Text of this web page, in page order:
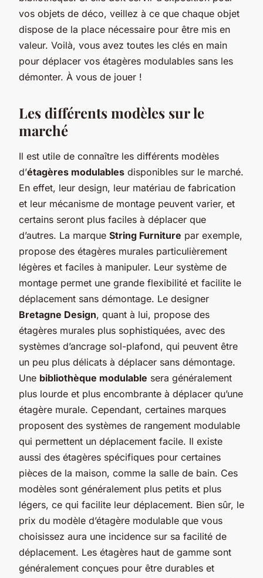
vos objets de déco, veillez à ce que chaque objet
dispose de la place nécessaire pour être mis en
valeur. Voilà, vous avez toutes les clés en main
pour déplacer vos étagères modulables sans les
démonter. À vous de jouer !
Les différents modèles sur le
marché
Il est utile de connaître les différents modèles
d’étagères modulables disponibles sur le marché.
En effet, leur design, leur matériau de fabrication
et leur mécanisme de montage peuvent varier, et
certains seront plus faciles à déplacer que
d’autres. La marque String Furniture par exemple,
propose des étagères murales particulièrement
légères et faciles à manipuler. Leur système de
montage permet une grande flexibilité et facilite le
déplacement sans démontage. Le designer
Bretagne Design, quant à lui, propose des
étagères murales plus sophistiquées, avec des
systèmes d’ancrage sol-plafond, qui peuvent être
un peu plus délicats à déplacer sans démontage.
Une bibliothèque modulable sera généralement
plus lourde et plus encombrante à déplacer qu’une
étagère murale. Cependant, certaines marques
proposent des systèmes de rangement modulable
qui permettent un déplacement facile. Il existe
aussi des étagères spécifiques pour certaines
pièces de la maison, comme la salle de bain. Ces
modèles sont généralement plus petits et plus
légers, ce qui facilite leur déplacement. Bien sûr, le
prix du modèle d’étagère modulable que vous
choisissez aura une incidence sur sa facilité de
déplacement. Les étagères haut de gamme sont
généralement conçues pour être durables et